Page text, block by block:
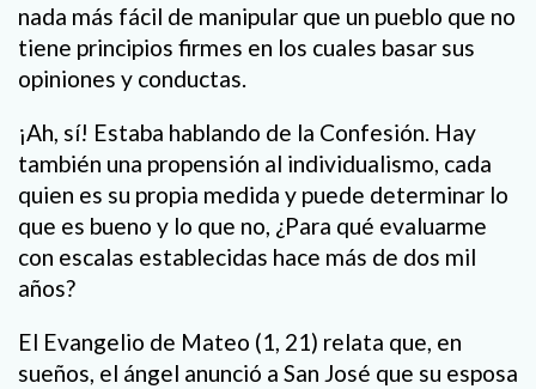
nada más fácil de manipular que un pueblo que no
tiene principios firmes en los cuales basar sus
opiniones y conductas.
¡Ah, sí! Estaba hablando de la Confesión. Hay
también una propensión al individualismo, cada
quien es su propia medida y puede determinar lo
que es bueno y lo que no, ¿Para qué evaluarme
con escalas establecidas hace más de dos mil
años?
El Evangelio de Mateo (1, 21) relata que, en
sueños, el ángel anunció a San José que su esposa